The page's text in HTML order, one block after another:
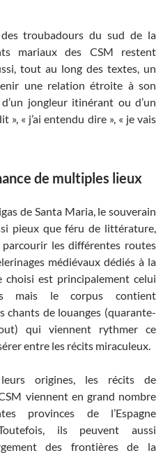
troubadours du sud de la
mariaux des CSM restent
tout au long des textes, un
une relation étroite à son
jongleur itinérant ou d’un
», « j’ai entendu dire », « je vais
de multiples lieux
de Santa Maria, le souverain
pieux que féru de littérature,
les différentes routes
médiévaux dédiés à la
choisi est principalement celui
mais le corpus contient
chants de louanges (quarante-
qui viennent rythmer ce
entre les récits miraculeux.
leurs origines, les récits de
viennent en grand nombre
provinces de l’Espagne
ils peuvent aussi
des frontières de la